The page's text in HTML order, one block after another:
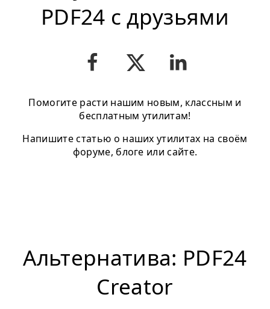
PDF24 с друзьями
Помогите расти нашим новым, классным и
бесплатным утилитам!
Напишите статью о наших утилитах на своём
форуме, блоге или сайте.
Альтернатива: PDF24
Creator